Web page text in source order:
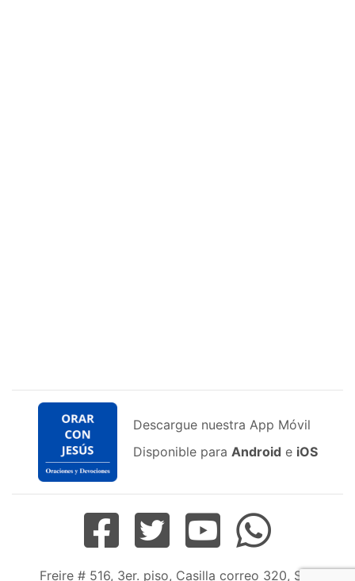
Descargue nuestra App Móvil
Disponible para Android e iOS
Freire # 516, 3er. piso, Casilla correo 320, San